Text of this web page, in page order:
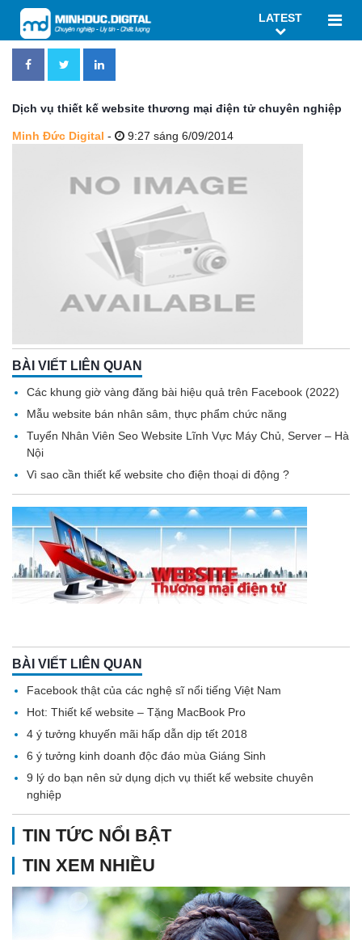
LATEST
Dịch vụ thiết kế website thương mại điện tử chuyên nghiệp
Minh Đức Digital - 9:27 sáng 6/09/2014
BÀI VIẾT LIÊN QUAN
Các khung giờ vàng đăng bài hiệu quả trên Facebook (2022)
Mẫu website bán nhân sâm, thực phẩm chức năng
Tuyển Nhân Viên Seo Website Lĩnh Vực Máy Chủ, Server – Hà
Nội
Vì sao cần thiết kế website cho điện thoại di động ?
BÀI VIẾT LIÊN QUAN
Facebook thật của các nghệ sĩ nổi tiếng Việt Nam
Hot: Thiết kế website – Tặng MacBook Pro
4 ý tưởng khuyến mãi hấp dẫn dịp tết 2018
6 ý tưởng kinh doanh độc đáo mùa Giáng Sinh
9 lý do bạn nên sử dụng dịch vụ thiết kế website chuyên
nghiệp
TIN TỨC NỔI BẬT
TIN XEM NHIỀU